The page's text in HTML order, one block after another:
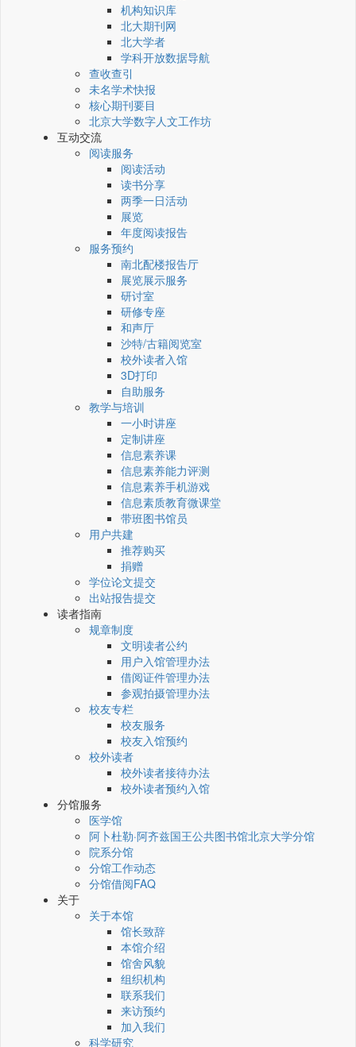
机构知识库
北大期刊网
北大学者
学科开放数据导航
查收查引
未名学术快报
核心期刊要目
北京大学数字人文工作坊
互动交流
阅读服务
阅读活动
读书分享
两季一日活动
展览
年度阅读报告
服务预约
南北配楼报告厅
展览展示服务
研讨室
研修专座
和声厅
沙特/古籍阅览室
校外读者入馆
3D打印
自助服务
教学与培训
一小时讲座
定制讲座
信息素养课
信息素养能力评测
信息素养手机游戏
信息素质教育微课堂
带班图书馆员
用户共建
推荐购买
捐赠
学位论文提交
出站报告提交
读者指南
规章制度
文明读者公约
用户入馆管理办法
借阅证件管理办法
参观拍摄管理办法
校友专栏
校友服务
校友入馆预约
校外读者
校外读者接待办法
校外读者预约入馆
分馆服务
医学馆
阿卜杜勒·阿齐兹国王公共图书馆北京大学分馆
院系分馆
分馆工作动态
分馆借阅FAQ
关于
关于本馆
馆长致辞
本馆介绍
馆舍风貌
组织机构
联系我们
来访预约
加入我们
科学研究